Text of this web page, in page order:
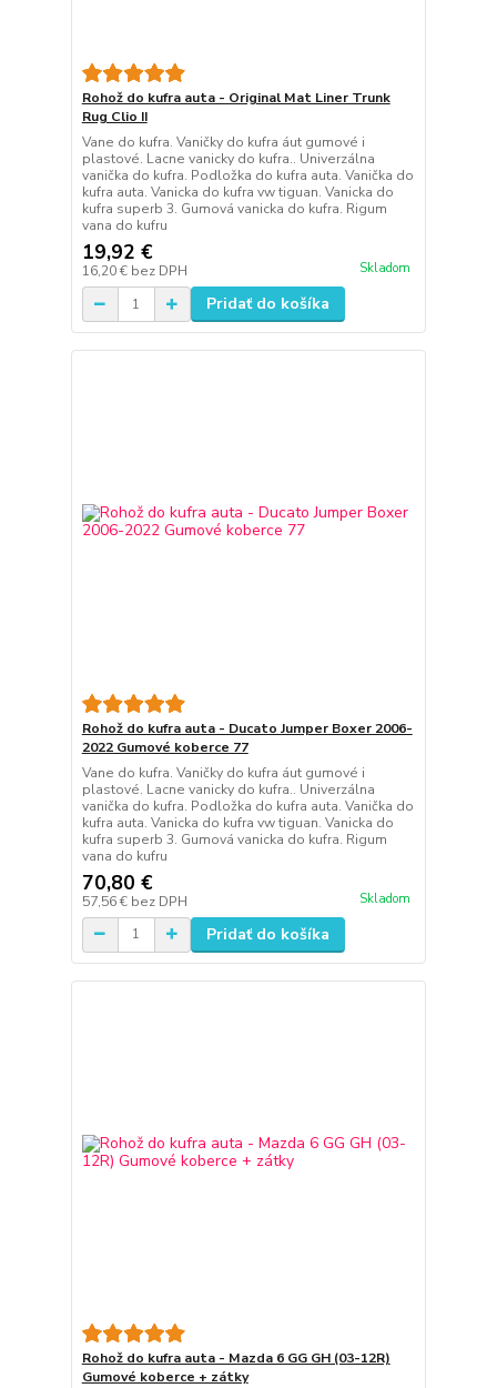
Rohož do kufra auta - Original Mat Liner Trunk
Rug Clio II
Vane do kufra. Vaničky do kufra áut gumové i
plastové. Lacne vanicky do kufra.. Univerzálna
vanička do kufra. Podložka do kufra auta. Vanička do
kufra auta. Vanicka do kufra vw tiguan. Vanicka do
kufra superb 3. Gumová vanicka do kufra. Rigum
vana do kufru
19,92 €
16,20 € bez DPH Skladom
Pridať do košíka
Rohož do kufra auta - Ducato Jumper Boxer 2006-
2022 Gumové koberce 77
Vane do kufra. Vaničky do kufra áut gumové i
plastové. Lacne vanicky do kufra.. Univerzálna
vanička do kufra. Podložka do kufra auta. Vanička do
kufra auta. Vanicka do kufra vw tiguan. Vanicka do
kufra superb 3. Gumová vanicka do kufra. Rigum
vana do kufru
70,80 €
57,56 € bez DPH Skladom
Pridať do košíka
Rohož do kufra auta - Mazda 6 GG GH (03-12R)
Gumové koberce + zátky